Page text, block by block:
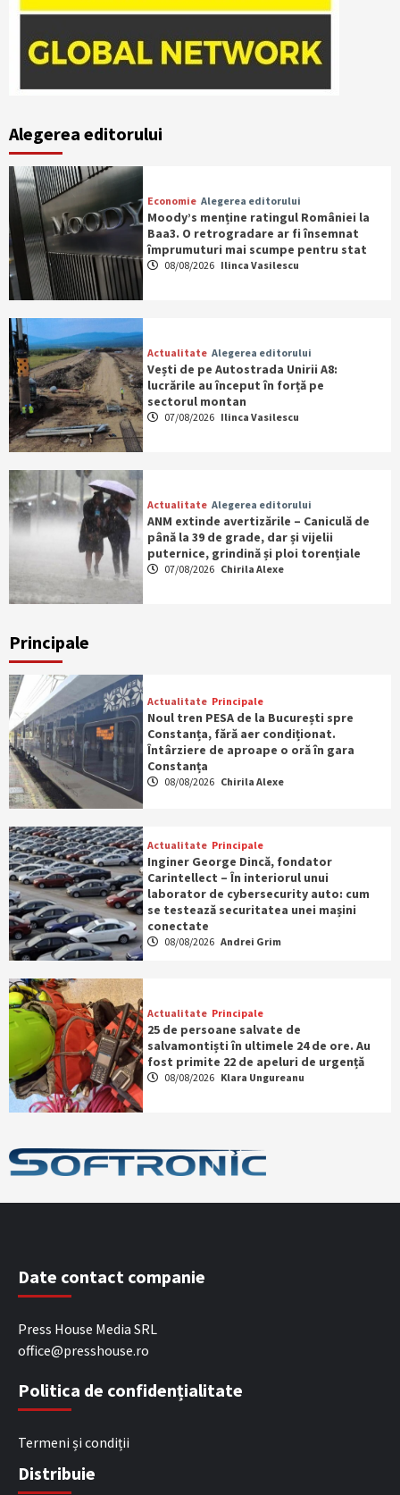
Alegerea editorului
Economie Alegerea editorului
Moody’s menține ratingul României la
Baa3. O retrogradare ar fi însemnat
împrumuturi mai scumpe pentru stat
08/08/2026 Ilinca Vasilescu
Actualitate Alegerea editorului
Vești de pe Autostrada Unirii A8:
lucrările au început în forță pe
sectorul montan
07/08/2026 Ilinca Vasilescu
Actualitate Alegerea editorului
ANM extinde avertizările – Caniculă de
până la 39 de grade, dar și vijelii
puternice, grindină și ploi torențiale
07/08/2026 Chirila Alexe
Principale
Actualitate Principale
Noul tren PESA de la București spre
Constanța, fără aer condiționat.
Întârziere de aproape o oră în gara
Constanța
08/08/2026 Chirila Alexe
Actualitate Principale
Inginer George Dincă, fondator
Carintellect – În interiorul unui
laborator de cybersecurity auto: cum
se testează securitatea unei mașini
conectate
08/08/2026 Andrei Grim
Actualitate Principale
25 de persoane salvate de
salvamontiști în ultimele 24 de ore. Au
fost primite 22 de apeluri de urgență
08/08/2026 Klara Ungureanu
Date contact companie
Press House Media SRL
office@presshouse.ro
Politica de confidențialitate
Termeni și condiții
Distribuie